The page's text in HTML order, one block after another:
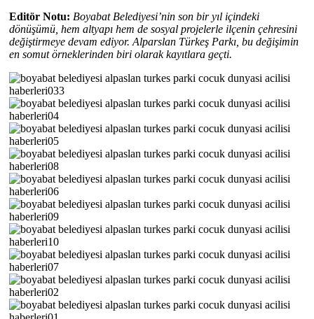
Editör Notu: Boyabat Belediyesi’nin son bir yıl içindeki
dönüşümü, hem altyapı hem de sosyal projelerle ilçenin çehresini
değiştirmeye devam ediyor. Alparslan Türkeş Parkı, bu değişimin
en somut örneklerinden biri olarak kayıtlara geçti.